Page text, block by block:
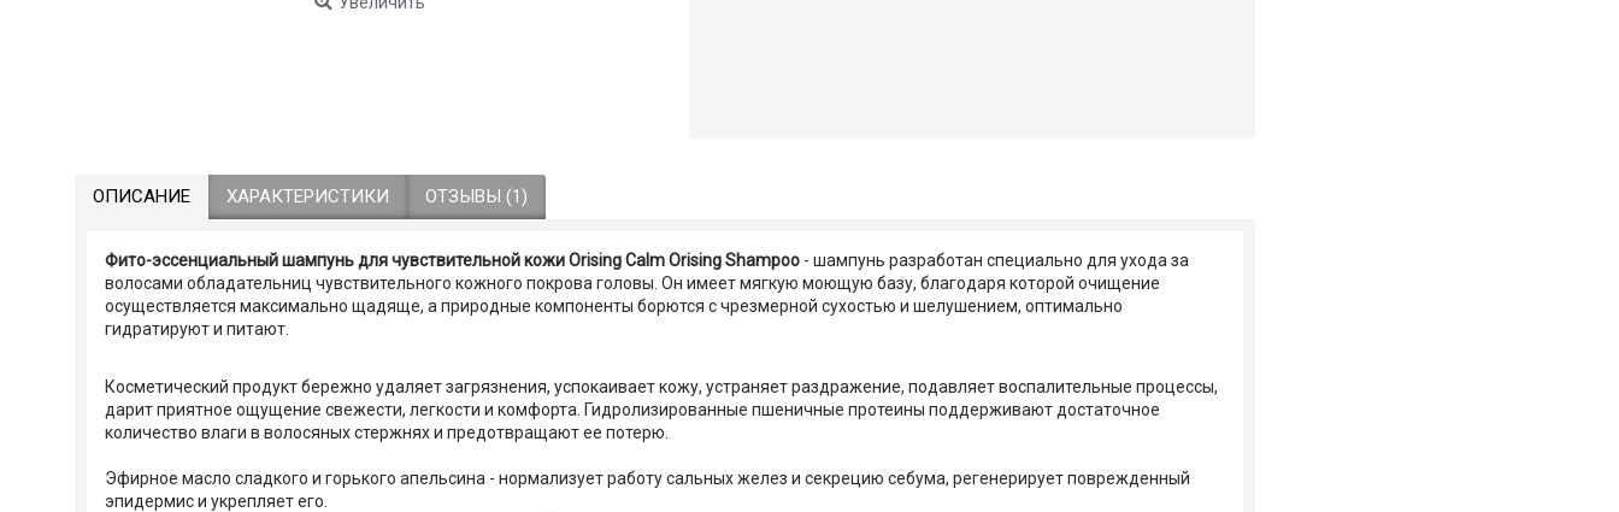
ОПИСАНИЕ ХАРАКТЕРИСТИКИ ОТЗЫВЫ (1)
Фито-эссенциальный шампунь для чувствительной кожи Orising Calm Orising Shampoo - шампунь разработан специально для ухода за
волосами обладательниц чувствительного кожного покрова головы. Он имеет мягкую моющую базу, благодаря которой очищение
осуществляется максимально щадяще, а природные компоненты борются с чрезмерной сухостью и шелушением, оптимально
гидратируют и питают.
Косметический продукт бережно удаляет загрязнения, успокаивает кожу, устраняет раздражение, подавляет воспалительные процессы,
дарит приятное ощущение свежести, легкости и комфорта. Гидролизированные пшеничные протеины поддерживают достаточное
количество влаги в волосяных стержнях и предотвращают ее потерю.
Эфирное масло сладкого и горького апельсина - нормализует работу сальных желез и секрецию себума, регенерирует поврежденный
эпидермис и укрепляет его.